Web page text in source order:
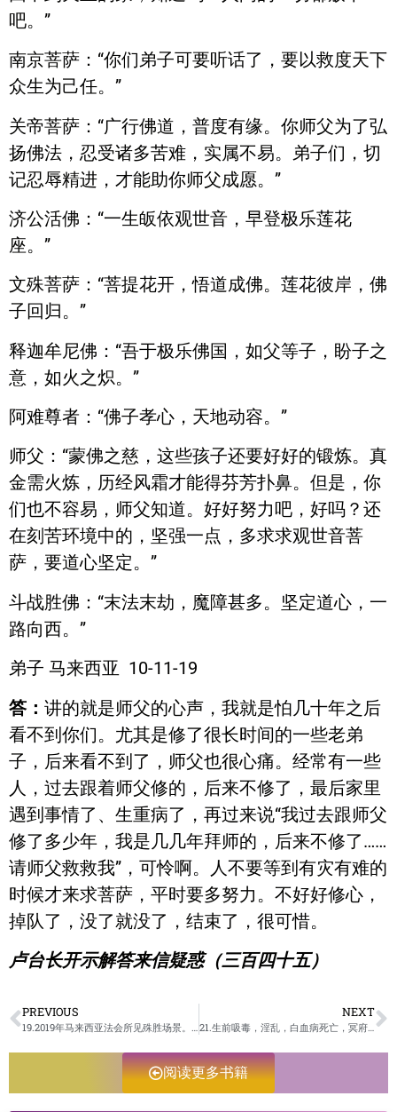
吧。”
南京菩萨：“你们弟子可要听话了，要以救度天下
众生为己任。”
关帝菩萨：“广行佛道，普度有缘。你师父为了弘
扬佛法，忍受诸多苦难，实属不易。弟子们，切
记忍辱精进，才能助你师父成愿。”
济公活佛：“一生皈依观世音，早登极乐莲花
座。”
文殊菩萨：“菩提花开，悟道成佛。莲花彼岸，佛
子回归。”
释迦牟尼佛：“吾于极乐佛国，如父等子，盼子之
意，如火之炽。”
阿难尊者：“佛子孝心，天地动容。”
师父：“蒙佛之慈，这些孩子还要好好的锻炼。真
金需火炼，历经风霜才能得芬芳扑鼻。但是，你
们也不容易，师父知道。好好努力吧，好吗？还
在刻苦环境中的，坚强一点，多求求观世音菩
萨，要道心坚定。”
斗战胜佛：“末法末劫，魔障甚多。坚定道心，一
路向西。”
弟子 马来西亚 10-11-19
答： 讲的就是师父的心声，我就是怕几十年之后
看不到你们。尤其是修了很长时间的一些老弟
子，后来看不到了，师父也很心痛。经常有一些
人，过去跟着师父修的，后来不修了，最后家里
遇到事情了、生重病了，再过来说“我过去跟师父
修了多少年，我是几几年拜师的，后来不修了……
请师父救救我”，可怜啊。人不要等到有灾有难的
时候才来求菩萨，平时要多努力。不好好修心，
掉队了，没了就没了，结束了，很可惜。
卢台长开示解答来信疑惑（三百四十五）
PREVIOUS
19.2019年马来西亚法会所见殊胜场景。/佛子天地遊记-未成册
NEXT
21.生前吸毒，淫乱，白血病死亡，冥府受审/佛子天地遊记-未成册
阅读更多书籍